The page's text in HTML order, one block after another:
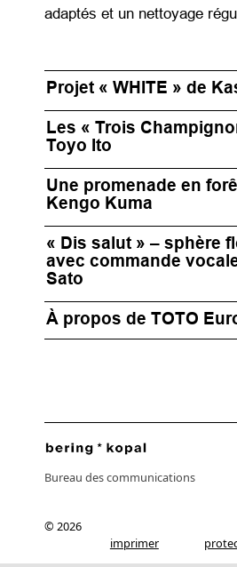
adaptés et un nettoyage
Projet « WHITE » de
Les « Trois
Toyo Ito
Une promenade en
Kengo Kuma
« Dis salut » – sphère
avec commande
Sato
À propos de TOTO
Bureau des communications
© 2026
imprimer